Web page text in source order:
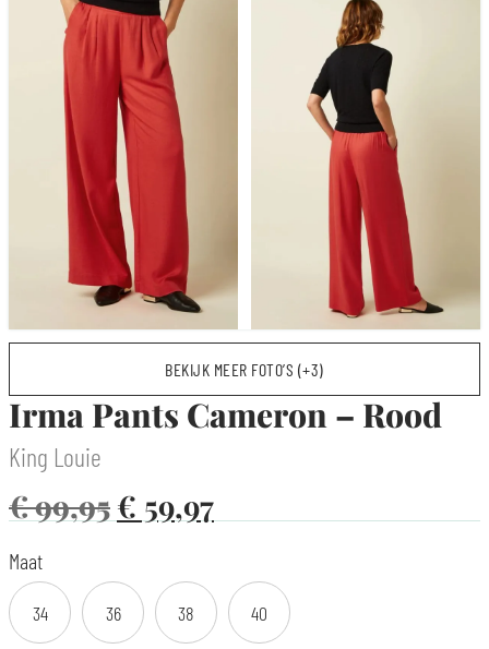
BEKIJK MEER FOTO’S (+3)
Irma Pants Cameron – Rood
King Louie
€99,95€ 59,97
Maat
34 36 38 40